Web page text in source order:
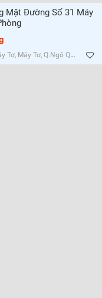
Mặt Đường Số 31 Máy
Tơ, Máy Tơ, Q.Ngô Quyền, Hải Phòng